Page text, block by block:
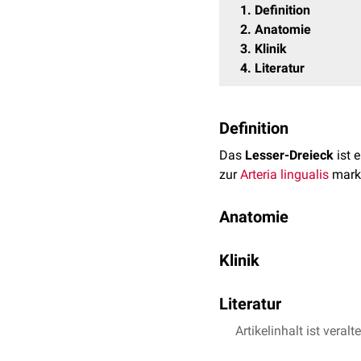
1
Definition
2 Anatomie
3 Klinik
4 Literatur
Definition
Das Lesser-Dreieck ist
zurArteria lingualis
Anatomie
superior
posteroinferior
Den Boden des Lesser-
Klinik
chirurgischen Eingriffen
Literatur
Kikuta S, Iwanaga J,
Artikelinhalt ist